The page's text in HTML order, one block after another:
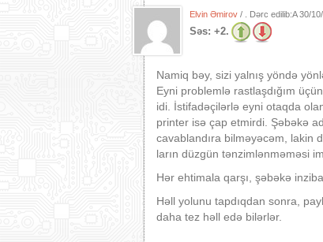
Elvin Əmirov / . Dərc edilib:A30/
Səs: +2.
Namiq bəy, sizi yalnış yöndə
Eyni problemlə rastlaşdığım
idi. İstifadəçilərlə eyni otaqda
printer isə çap etmirdi. Şəbəkə
cavablandıra bilməyəcəm, lakin
ların düzgün tənzimlənməməsi
Hər ehtimala qarşı, şəbəkə
Həll yolunu tapdıqdan sonra,
daha tez həll edə bilərlər.